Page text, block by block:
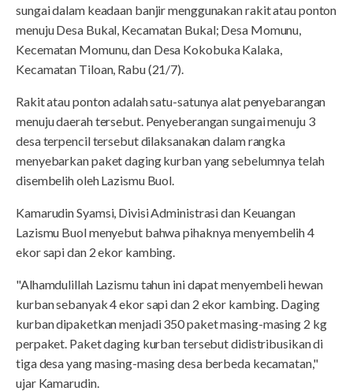
sungai dalam keadaan banjir menggunakan rakit atau ponton
menuju Desa Bukal, Kecamatan Bukal; Desa Momunu,
Kecematan Momunu, dan Desa Kokobuka Kalaka,
Kecamatan Tiloan, Rabu (21/7).
Rakit atau ponton adalah satu-satunya alat penyebarangan
menuju daerah tersebut. Penyeberangan sungai menuju 3
desa terpencil tersebut dilaksanakan dalam rangka
menyebarkan paket daging kurban yang sebelumnya telah
disembelih oleh Lazismu Buol.
Kamarudin Syamsi, Divisi Administrasi dan Keuangan
Lazismu Buol menyebut bahwa pihaknya menyembelih 4
ekor sapi dan 2 ekor kambing.
"Alhamdulillah Lazismu tahun ini dapat menyembeli hewan
kurban sebanyak 4 ekor sapi dan 2 ekor kambing. Daging
kurban dipaketkan menjadi 350 paket masing-masing 2 kg
perpaket. Paket daging kurban tersebut didistribusikan di
tiga desa yang masing-masing desa berbeda kecamatan,"
ujar Kamarudin.